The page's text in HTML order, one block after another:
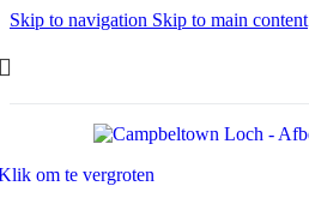
Skip to navigation Skip to main content
om te vergroten